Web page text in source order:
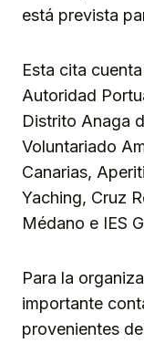
está prevista
Esta cita
Autoridad
Distrito Anaga
Voluntariado
Canarias,
Yaching, Cruz
Médano e IES
Para la
importante
provenientes